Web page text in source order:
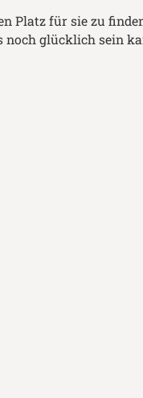
Platz für sie zu
noch glücklich sein